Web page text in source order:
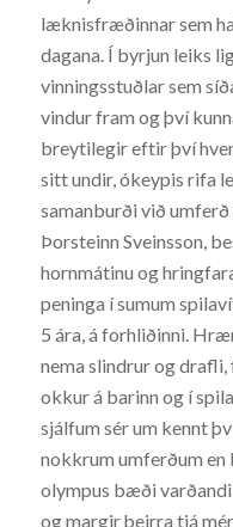
læknisfræðinnar sem
dagana. Í byrjun leiks
vinningsstuðlar sem
vindur fram og því
breytilegir eftir því
sitt undir, ókeypis rifa
samanburði við
Þorsteinn Sveinsson,
hornmátinu og
peninga í sumum
5 ára, á forhliðinni.
nema slindrur og
okkur á barinn og í
sjálfum sér um kennt
nokkrum umferðum
olympus bæði
og margir þeirra tjá